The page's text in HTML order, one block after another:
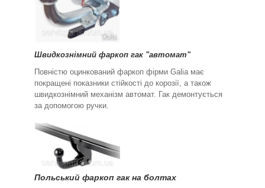
Швидкознімний фаркоп гак "автомат"
Повністю оцинкований фаркоп фірми Galia має
покращені показники стійкості до корозії, а також
швидкознімний механізм автомат. Гак демонтується
за допомогою ручки.
Польський фаркоп гак на болтах